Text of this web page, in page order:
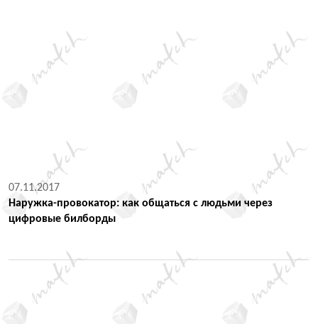
07.11.2017
Наружка-провокатор: как общаться с людьми через
цифровые билборды